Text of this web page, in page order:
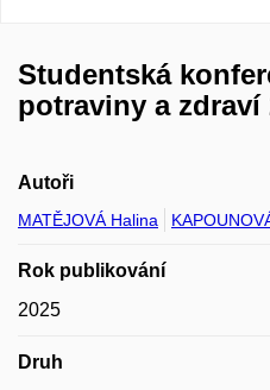
Studentská
potraviny a zdraví
Autoři
MATĚJOVÁ Halina
Rok publikování
2025
Druh